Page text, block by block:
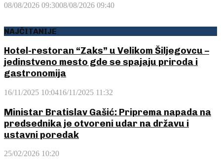
08/08/2026 09:3008/08/2026 09:40
NAJČITANIJE
Hotel-restoran “Zaks” u Velikom Šiljegovcu –
jedinstveno mesto gde se spajaju priroda i
gastronomija
16/11/2025 10:0416/11/2025 11:32
Ministar Bratislav Gašić: Priprema napada na
predsednika je otvoreni udar na državu i
ustavni poredak
25/02/2026 10:20